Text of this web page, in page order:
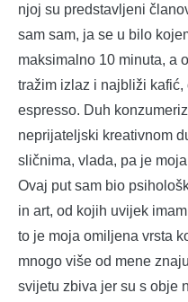
njoj su predstavljeni
sam sam, ja se u bilo
maksimalno 10 minuta, a
tražim izlaz i najbliži
espresso. Duh
neprijateljski kreativnom
sličnima, vlada, pa je
Ovaj put sam bio
in art, od kojih uvijek
to je moja omiljena vrsta
mnogo više od mene
svijetu zbiva jer su s obje